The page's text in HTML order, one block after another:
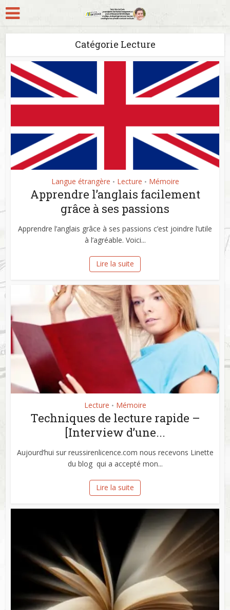
Catégorie Lecture
Langue étrangère • Lecture • Mémoire
Apprendre l’anglais facilement
grâce à ses passions
Apprendre l’anglais grâce à ses passions c’est joindre l’utile
à l’agréable. Voici...
Lire la suite
Lecture • Mémoire
Techniques de lecture rapide –
[Interview d’une...
Aujourd’hui sur reussirenlicence.com nous recevons Linette
du blog qui a accepté mon...
Lire la suite